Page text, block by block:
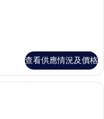
查看供應情況及價格